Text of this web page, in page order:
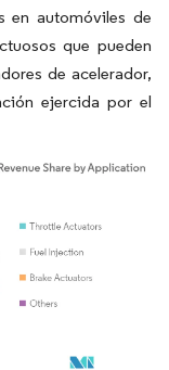
en automóviles de
que pueden
de acelerador,
ejercida por el